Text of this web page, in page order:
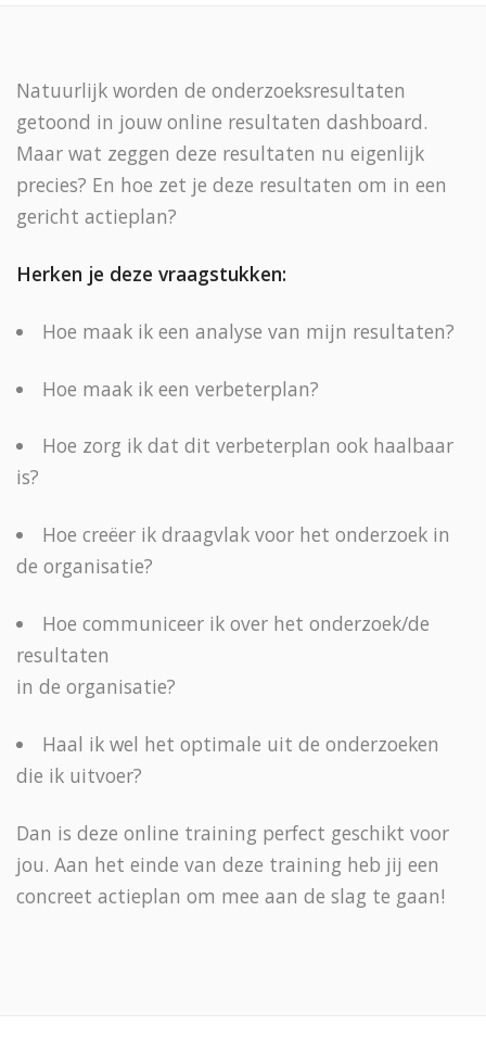
Natuurlijk worden de onderzoeksresultaten
getoond in jouw online resultaten dashboard.
Maar wat zeggen deze resultaten nu eigenlijk
precies? En hoe zet je deze resultaten om in een
gericht actieplan?
Herken je deze vraagstukken:
Hoe maak ik een analyse van mijn resultaten?
Hoe maak ik een verbeterplan?
Hoe zorg ik dat dit verbeterplan ook haalbaar
is?
Hoe creëer ik draagvlak voor het onderzoek in
de organisatie?
Hoe communiceer ik over het onderzoek/de
resultaten
in de organisatie?
Haal ik wel het optimale uit de onderzoeken
die ik uitvoer?
Dan is deze online training perfect geschikt voor
jou. Aan het einde van deze training heb jij een
concreet actieplan om mee aan de slag te gaan!